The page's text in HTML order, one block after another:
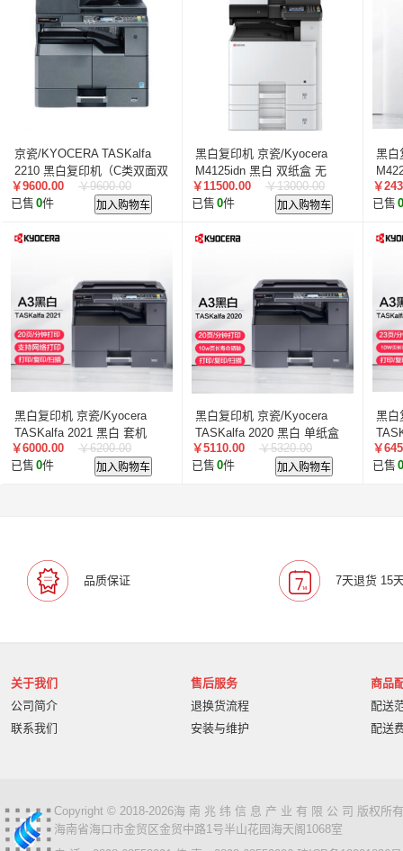
京瓷/KYOCERA TASKalfa
2210 黑白复印机（C类双面双
纸盒配置）
￥9600.00
￥9600.00
已售 0件 加入购物车
黑白复印机 京瓷/Kyocera
M4125idn 黑白 双纸盒 无
￥11500.00
￥13000.00
已售 0件 加入购物车
黑白
￥
已售 0
黑白复印机 京瓷/Kyocera
TASKalfa 2021 黑白 套机
￥6000.00
￥6200.00
已售 0件 加入购物车
黑白复印机 京瓷/Kyocera
TASKalfa 2020 黑白 单纸盒
￥5110.00
￥5320.00
已售 0件 加入购物车
黑白
纸盒
￥
已售 0
品质保证 7天退货 15
关于我们
公司简介
联系我们
售后服务
退换货流程
安装与维护
商品
配送
配送
Copyright © 2018-2026海 南 兆 纬 信 息 产 业 有 限 公 司 版权所
海南省海口市金贸区金贸中路1号半山花园海天阁1068室